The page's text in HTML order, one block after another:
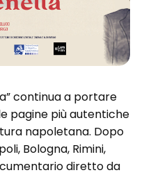
continua a portare
pagine più autentiche
napoletana. Dopo
Bologna, Rimini,
diretto da